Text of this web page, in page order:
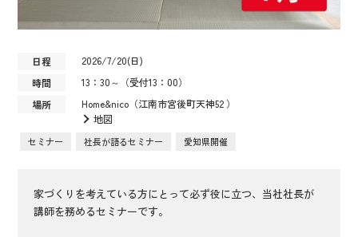
日程
2026/7/20(日)
時間
13：30～（受付13：00）
場所
Home&nico（江南市宮後町天神52 ）
地図
セミナー 社長が語るセミナー 愛知県開催
家づくりを考えている方にとって必ず役に立つ、当社社長が
講師を務めるセミナーです。